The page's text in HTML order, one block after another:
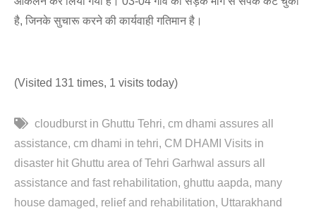
है, जिनके सुचारू करने की कार्यवाही गतिमान है।
(Visited 131 times, 1 visits today)
cloudburst in Ghuttu Tehri cm dhami assures all
assistance cm dhami in tehri CM DHAMI Visits in
disaster hit Ghuttu area of Tehri Garhwal assurs all
assistance and fast rehabilitation ghuttu aapda many
house damaged
relief and rehabilitation Uttarakhand